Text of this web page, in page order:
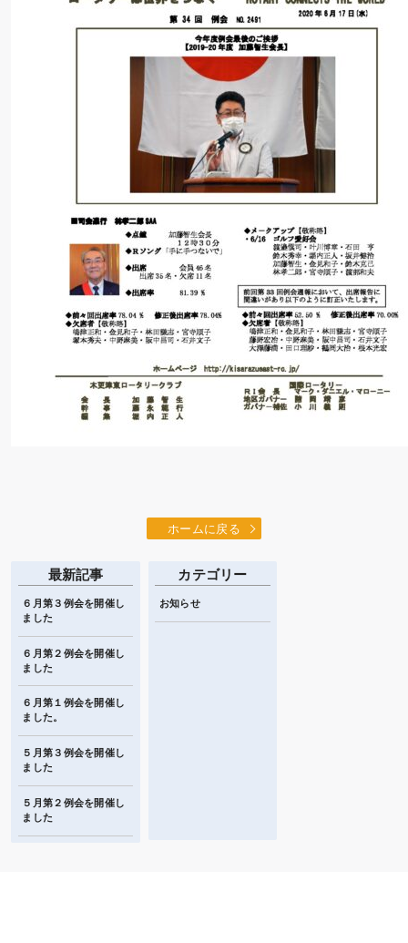
ホームに戻る
最新記事
６月第３例会を開催し
ました
６月第２例会を開催し
ました
６月第１例会を開催し
ました。
５月第３例会を開催し
ました
５月第２例会を開催し
ました
カテゴリー
お知らせ